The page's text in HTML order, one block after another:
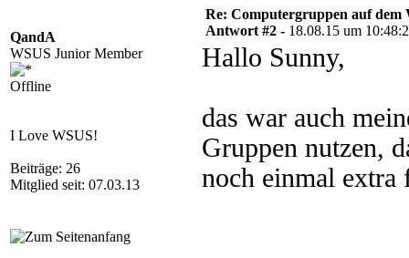
QandA
WSUS Junior Member
Offline
I Love WSUS!
Beiträge: 26
Mitglied seit: 07.03.13
Re: Computergruppen auf dem
Antwort #2 - 18.08.15 um
Hallo Sunny,
das war auch
Gruppen nutzen,
noch einmal extra